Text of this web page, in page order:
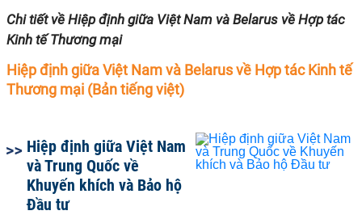
Chi tiết về Hiệp định giữa Việt Nam và Belarus về Hợp tác
Kinh tế Thương mại
Hiệp định giữa Việt Nam và Belarus về Hợp tác Kinh tế
Thương mại (Bản tiếng việt)
Hiệp định giữa Việt Nam
và Trung Quốc về
Khuyến khích và Bảo hộ
Đầu tư